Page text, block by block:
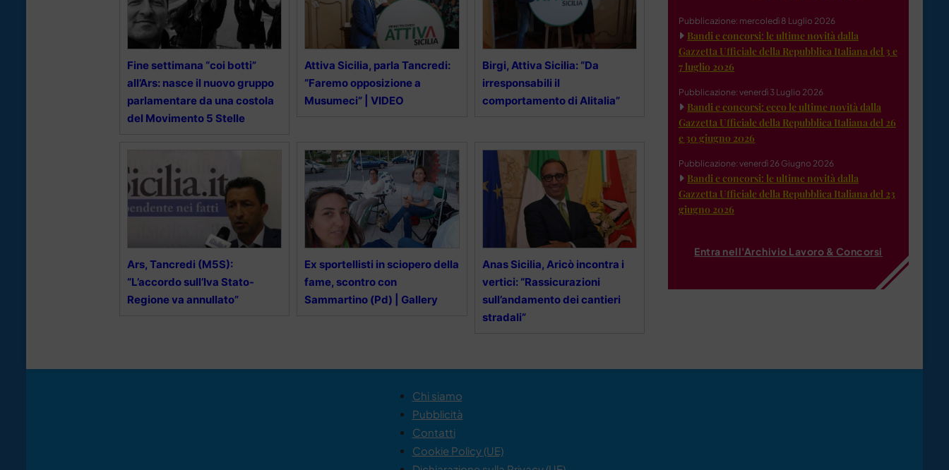
Fine settimana “coi botti”
all’Ars: nasce il nuovo gruppo
parlamentare da una costola
del Movimento 5 Stelle
Attiva Sicilia, parla Tancredi:
“Faremo opposizione a
Musumeci” | VIDEO
Birgi, Attiva Sicilia: “Da
irresponsabili il
comportamento di Alitalia”
Ars, Tancredi (M5S):
“L’accordo sull’Iva Stato-
Regione va annullato”
Ex sportellisti in sciopero della
fame, scontro con
Sammartino (Pd) | Gallery
Anas Sicilia, Aricò incontra i
vertici: “Rassicurazioni
sull’andamento dei cantieri
stradali”
Pubblicazione: mercoledì 8 Luglio 2026
Bandi e concorsi: le ultime novità dalla
Gazzetta Ufficiale della Repubblica Italiana del 3 e
7 luglio 2026
Pubblicazione: venerdì 3 Luglio 2026
Bandi e concorsi: ecco le ultime novità dalla
Gazzetta Ufficiale della Repubblica Italiana del 26
e 30 giugno 2026
Pubblicazione: venerdì 26 Giugno 2026
Bandi e concorsi: le ultime novità dalla
Gazzetta Ufficiale della Repubblica Italiana del 23
giugno 2026
Entra nell'Archivio Lavoro & Concorsi
Chi siamo
Pubblicità
Contatti
Cookie Policy (UE)